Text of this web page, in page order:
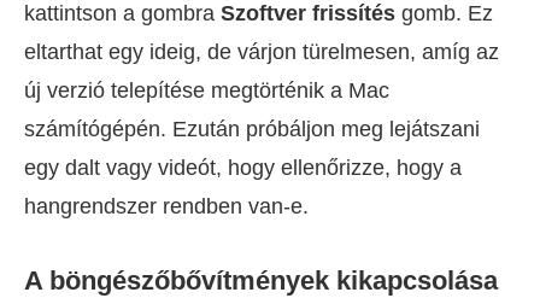
kattintson a gombra Szoftver frissítés gomb. Ez
eltarthat egy ideig, de várjon türelmesen, amíg az
új verzió telepítése megtörténik a Mac
számítógépén. Ezután próbáljon meg lejátszani
egy dalt vagy videót, hogy ellenőrizze, hogy a
hangrendszer rendben van-e.
A böngészőbővítmények kikapcsolása